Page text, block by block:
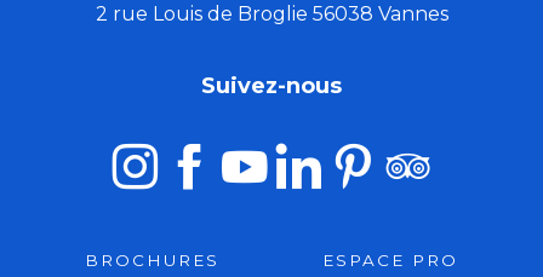
2 rue Louis de Broglie 56038 Vannes
Suivez-nous
BROCHURES ESPACE PRO